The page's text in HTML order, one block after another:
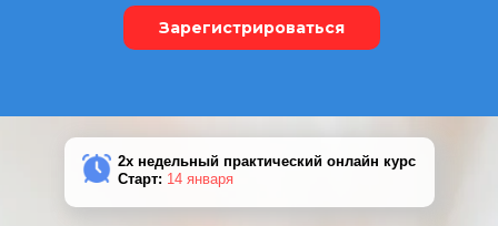
Зарегистрироваться
2х недельный практический онлайн курс
Старт: 14 января